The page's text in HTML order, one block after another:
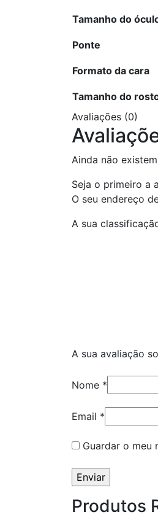
Tamanho do
Ponte
Formato da cara
Tamanho do
Avaliações (0)
Ainda não
Seja o primeiro a
O seu endereço
A sua
A sua avaliação
Nome *
Email *
Guardar o meu
Produtos